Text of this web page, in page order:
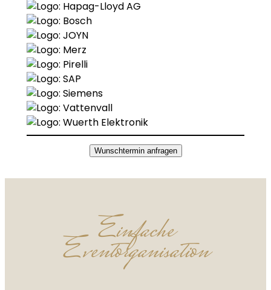
Wunschtermin anfragen
Einfache
Eventorganisation